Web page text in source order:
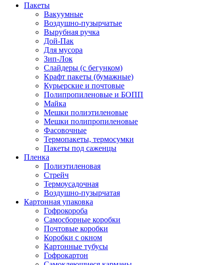
Пакеты
Вакуумные
Воздушно-пузырчатые
Вырубная ручка
Дой-Пак
Для мусора
Зип-Лок
Слайдеры (с бегунком)
Крафт пакеты (бумажные)
Курьерские и почтовые
Полипропиленовые и БОПП
Майка
Мешки полиэтиленовые
Мешки полипропиленовые
Фасовочные
Термопакеты, термосумки
Пакеты под саженцы
Пленка
Полиэтиленовая
Стрейч
Термоусадочная
Воздушно-пузырчатая
Картонная упаковка
Гофрокороба
Самосборные коробки
Почтовые коробки
Коробки с окном
Картонные тубусы
Гофрокартон